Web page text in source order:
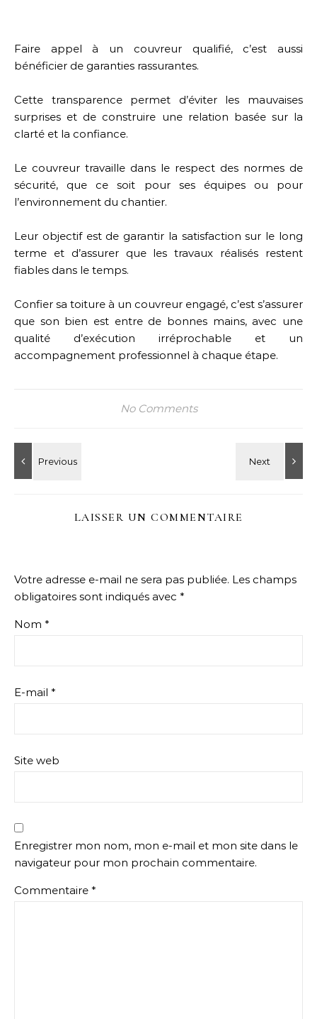
Faire appel à un couvreur qualifié, c’est aussi
bénéficier de garanties rassurantes.
Cette transparence permet d’éviter les mauvaises
surprises et de construire une relation basée sur la
clarté et la confiance.
Le couvreur travaille dans le respect des normes de
sécurité, que ce soit pour ses équipes ou pour
l’environnement du chantier.
Leur objectif est de garantir la satisfaction sur le long
terme et d’assurer que les travaux réalisés restent
fiables dans le temps.
Confier sa toiture à un couvreur engagé, c’est s’assurer
que son bien est entre de bonnes mains, avec une
qualité d’exécution irréprochable et un
accompagnement professionnel à chaque étape.
No Comments
LAISSER UN COMMENTAIRE
Votre adresse e-mail ne sera pas publiée. Les champs
obligatoires sont indiqués avec *
Nom *
E-mail *
Site web
Enregistrer mon nom, mon e-mail et mon site dans le
navigateur pour mon prochain commentaire.
Commentaire *